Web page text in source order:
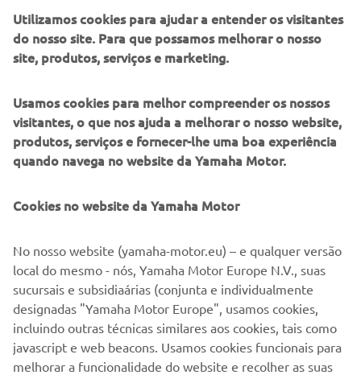
Oferta válida a partir de 12-07-2026 para 30-09-2026
Durante um período limitado, recebe acessórios de oferta
TRACER 9 ou da gama XSR900. Consulta o teu
Concessionário Yamaha para conheceres todas as
condições da campanha.
Ler mais
1
Utilizamos cookies para ajudar a entender os visitantes
do nosso site. Para que possamos melhorar o nosso
site, produtos, serviços e marketing.
Usamos cookies para melhor compreender os nossos
visitantes, o que nos ajuda a melhorar o nosso website,
produtos, serviços e fornecer-lhe uma boa experiência
quando navega no website da Yamaha Motor.
Cookies no website da Yamaha Motor
No nosso website (yamaha-motor.eu) – e qualquer versão
local do mesmo - nós, Yamaha Motor Europe N.V., suas
sucursais e subsidiaárias (conjunta e individualmente
designadas "Yamaha Motor Europe", usamos cookies,
incluindo outras técnicas similares aos cookies, tais como
javascript e web beacons. Usamos cookies funcionais para
melhorar a funcionalidade do website e recolher as suas